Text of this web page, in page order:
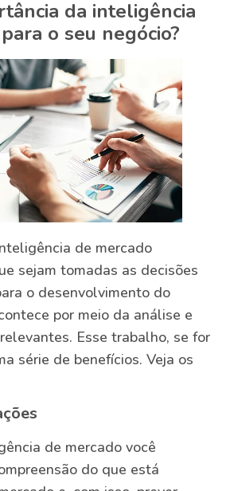
da inteligência
o seu negócio?
de mercado
sejam tomadas as decisões
o desenvolvimento do
por meio da análise e
Esse trabalho, se for
série de benefícios. Veja os
de mercado você
do que está